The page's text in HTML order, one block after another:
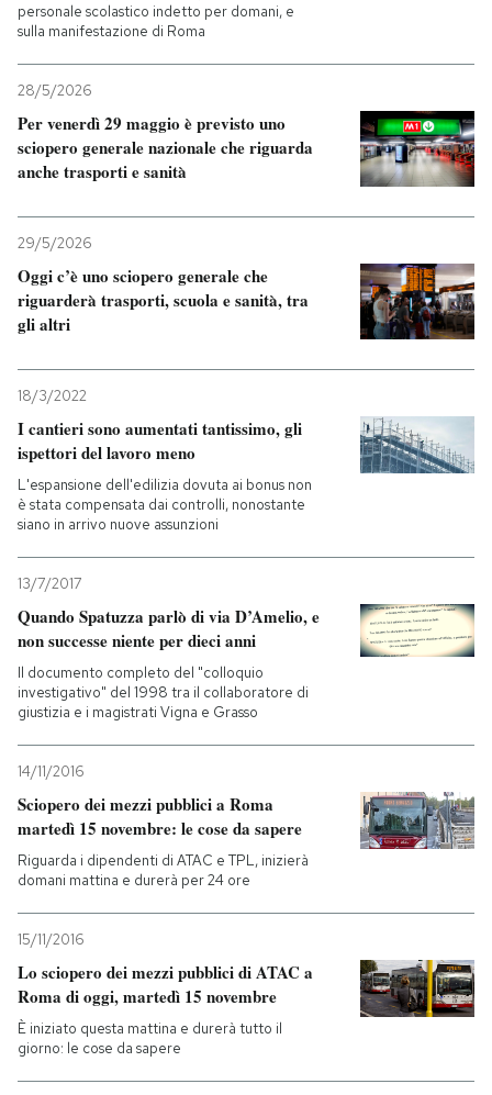
personale scolastico indetto per domani, e
sulla manifestazione di Roma
28/5/2026
Per venerdì 29 maggio è previsto uno
sciopero generale nazionale che riguarda
anche trasporti e sanità
29/5/2026
Oggi c’è uno sciopero generale che
riguarderà trasporti, scuola e sanità, tra
gli altri
18/3/2022
I cantieri sono aumentati tantissimo, gli
ispettori del lavoro meno
L'espansione dell'edilizia dovuta ai bonus non
è stata compensata dai controlli, nonostante
siano in arrivo nuove assunzioni
13/7/2017
Quando Spatuzza parlò di via D’Amelio, e
non successe niente per dieci anni
Il documento completo del "colloquio
investigativo" del 1998 tra il collaboratore di
giustizia e i magistrati Vigna e Grasso
14/11/2016
Sciopero dei mezzi pubblici a Roma
martedì 15 novembre: le cose da sapere
Riguarda i dipendenti di ATAC e TPL, inizierà
domani mattina e durerà per 24 ore
15/11/2016
Lo sciopero dei mezzi pubblici di ATAC a
Roma di oggi, martedì 15 novembre
È iniziato questa mattina e durerà tutto il
giorno: le cose da sapere